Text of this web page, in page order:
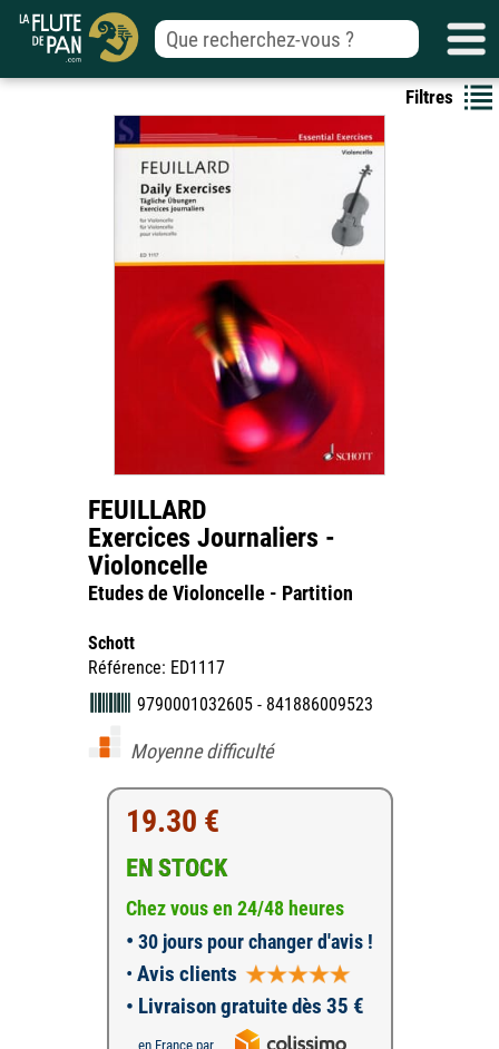
Filtres
FEUILLARD
Exercices Journaliers -
Violoncelle
Etudes de Violoncelle - Partition
Schott
Référence: ED1117
9790001032605 - 841886009523
Moyenne difficulté
19.30 €
EN STOCK
Chez vous en 24/48 heures
• 30 jours pour changer d'avis !
• Avis clients
• Livraison gratuite dès 35 €
en France par